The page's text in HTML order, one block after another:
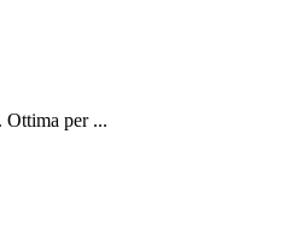
Ottima per ...